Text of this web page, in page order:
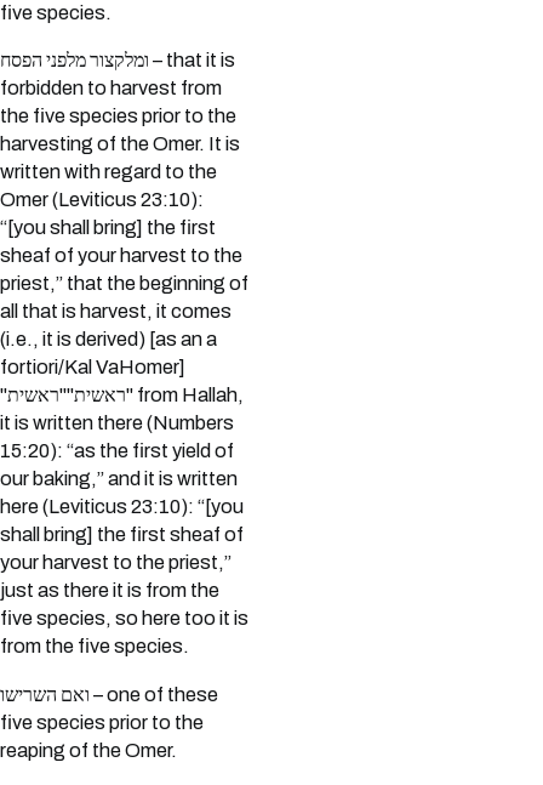
five species.
ומלקצור מלפני הפסח – that it is
forbidden to harvest from
the five species prior to the
harvesting of the Omer. It is
written with regard to the
Omer (Leviticus 23:10):
“[you shall bring] the first
sheaf of your harvest to the
priest,” that the beginning of
all that is harvest, it comes
(i.e., it is derived) [as an a
fortiori/Kal VaHomer]
"ראשית""ראשית" from Hallah,
it is written there (Numbers
15:20): “as the first yield of
our baking,” and it is written
here (Leviticus 23:10): “[you
shall bring] the first sheaf of
your harvest to the priest,”
just as there it is from the
five species, so here too it is
from the five species.
ואם השרישו – one of these
five species prior to the
reaping of the Omer.